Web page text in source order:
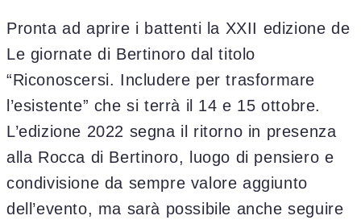
Pronta ad aprire i battenti la XXII edizione de
Le giornate di Bertinoro dal titolo
“Riconoscersi. Includere per trasformare
l’esistente” che si terrà il 14 e 15 ottobre.
L’edizione 2022 segna il ritorno in presenza
alla Rocca di Bertinoro, luogo di pensiero e
condivisione da sempre valore aggiunto
dell’evento, ma sarà possibile anche seguire